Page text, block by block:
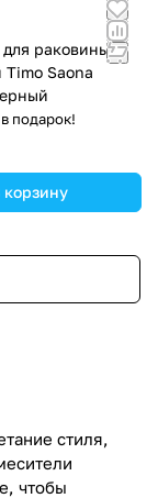
раковины
Saona
подарок!
корзину
стиля,
чтобы